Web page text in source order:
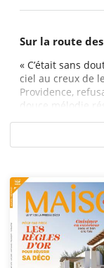
Sur la route
« C’était sans
ciel au creux de
Providence,
douce mélodie